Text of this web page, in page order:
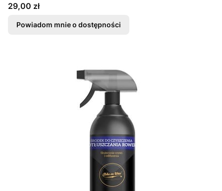
Cena
29,00 zł
Powiadom mnie o dostępności